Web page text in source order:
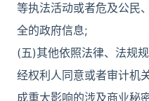
等执法活动或者危及公民
全的政府信息;
(五)其他依照法律、法规
经权利人同意或者审计机
成重大影响的涉及商业秘